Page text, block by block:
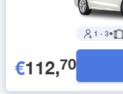
1 - 3●
€112,70